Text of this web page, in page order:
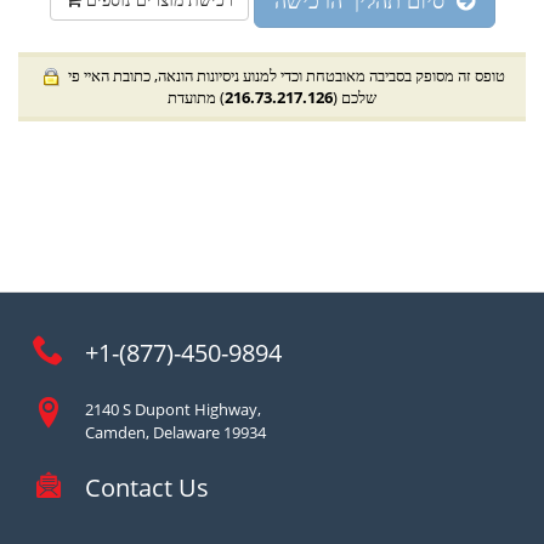
שלכם (216.73.217.126) מתועדת
+1-(877)-450-9894
2140 S Dupont Highway,
Camden, Delaware 19934
Contact Us